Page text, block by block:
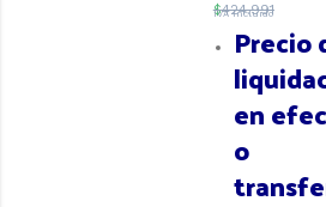
$424.991
IVA Incluido
Precio
en
o